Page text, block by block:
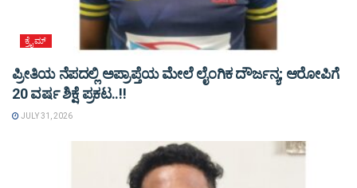
ಕ್ರೈಮ್
ಪ್ರೀತಿಯ ನೆಪದಲ್ಲಿ ಅಪ್ರಾಪ್ತೆಯ ಮೇಲೆ ಲೈಂಗಿಕ ದೌರ್ಜನ್ಯ; ಆರೋಪಿಗೆ
20 ವರ್ಷ ಶಿಕ್ಷೆ ಪ್ರಕಟ..!!
JULY 31, 2026